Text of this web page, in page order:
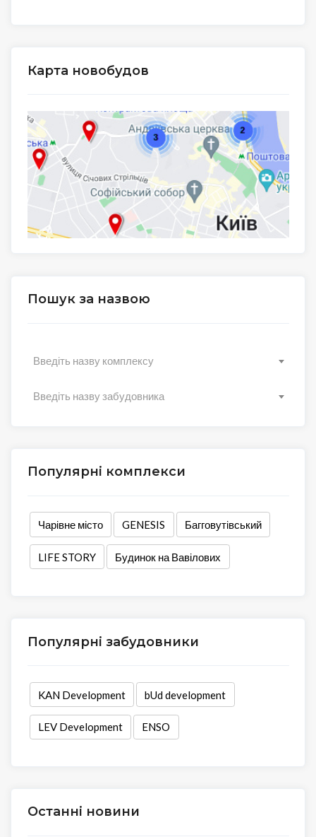
Карта новобудов
Пошук за назвою
Введіть назву комплексу
Введіть назву забудовника
Популярні комплекси
Чарівне місто GENESIS Багговутівський
LIFE STORY Будинок на Вавілових
Популярні забудовники
KAN Development bUd development
LEV Development ENSO
Останні новини